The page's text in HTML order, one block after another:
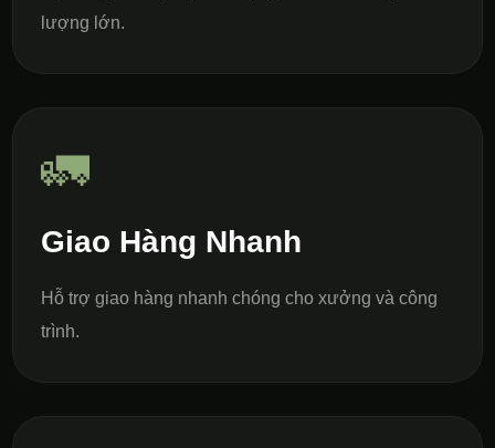
lượng lớn.
🚛
Giao Hàng Nhanh
Hỗ trợ giao hàng nhanh chóng cho xưởng và công
trình.